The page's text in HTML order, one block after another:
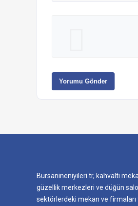
Yorumu Gönder
Bursanineniyileri.tr, kahvaltı
güzellik merkezleri ve düğün
sektörlerdeki mekan ve firmaları